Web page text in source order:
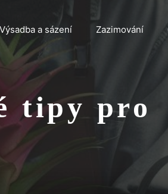
Výsadba a sázení Zazimování
tipy pro